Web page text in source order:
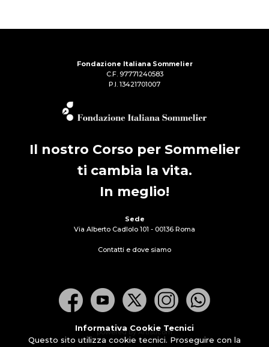
Fondazione Italiana Sommelier
C.F. 97771240583
P.I. 13421701007
Il nostro Corso per Sommelier
ti cambia la vita.
In meglio!
Sede
Via Alberto Cadlolo 101 - 00136 Roma
Contatti e dove siamo
powered by Artisticom
Informativa Cookie Tecnici
Questo sito utilizza cookie tecnici. Proseguire con la